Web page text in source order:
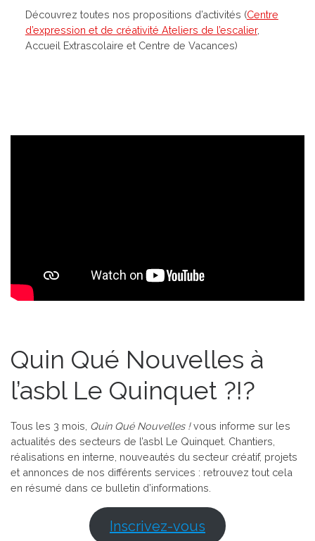
Découvrez toutes nos propositions d’activités (Centre
d’expression et de créativité Ateliers de l’escalier,
Accueil Extrascolaire et Centre de Vacances)
Quin Qué Nouvelles à
l’asbl Le Quinquet ?!?
Tous les 3 mois, Quin Qué Nouvelles !vous informe sur les
actualités des secteurs de l’asbl Le Quinquet. Chantiers,
réalisations en interne, nouveautés du secteur créatif, projets
et annonces de nos différents services : retrouvez tout cela
en résumé dans ce bulletin d’informations.
Inscrivez-vous